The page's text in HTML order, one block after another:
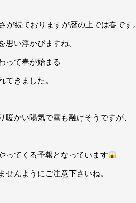
が続ておりますが暦の上では春です。
思い浮かびますね。
って春が始まる
てきました。
暖かい陽気で雪も融けそうですが、
ってくる予報となっています
んようにご注意下さいね。